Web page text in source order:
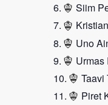
Siim
Uno
Urmas
Taavi
Piret